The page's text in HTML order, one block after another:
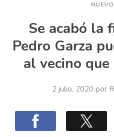
Se acabó la
Pedro Garza
al vecino
2 julio, 2020 por